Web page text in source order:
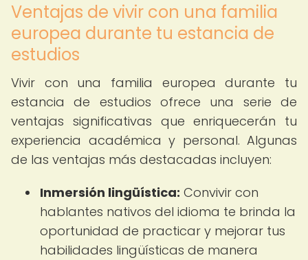
Ventajas de vivir con una familia
europea durante tu estancia de
estudios
Vivir con una familia europea durante tu
estancia de estudios ofrece una serie de
ventajas significativas que enriquecerán tu
experiencia académica y personal. Algunas
de las ventajas más destacadas incluyen:
Inmersión lingüística: Convivir con
hablantes nativos del idioma te brinda la
oportunidad de practicar y mejorar tus
habilidades lingüísticas de manera